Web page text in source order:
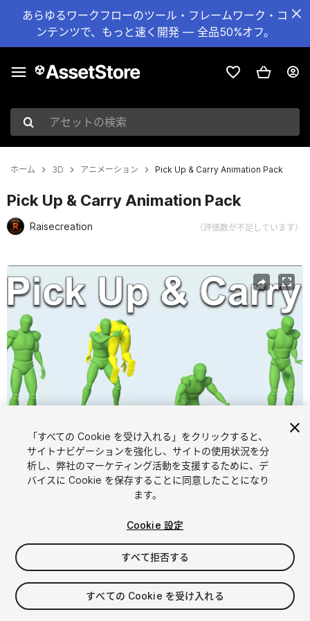
あらゆるワークフローのツール・フレームワーク・コ
ンテンツで、もっと速く開発 — 全品50%オフ。
アセットの検索
ホーム 3D アニメーション Pick Up & Carry Animation Pack
Pick Up & Carry Animation Pack
Raisecreation （評価数が不足しています）
現在のスライド：1 / 6
1 /6
$10
消費税は決済時に計算されます
「すべての Cookie を受け入れる」をクリックすると、
サイトナビゲーションを強化し、サイトの使用状況を分
析し、弊社のマーケティング活動を支援するために、デ
バイスに Cookie を保存することに同意したことになり
ます。
Cookie 設定
すべて拒否する
すべての Cookie を受け入れる